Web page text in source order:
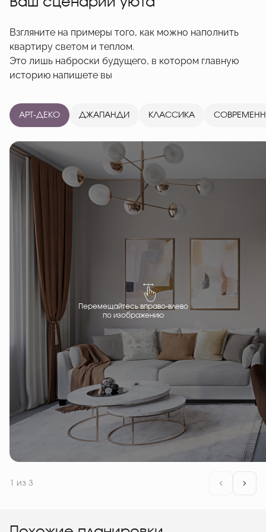
Взгляните на примеры того, как можно наполнить
квартиру светом и теплом.
Это лишь наброски будущего, в котором главную
историю напишете вы
АРТ-ДЕКО ДЖАПАНДИ КЛАССИКА
Перемещайтесь вправо-влево
по изображению
1 из 3